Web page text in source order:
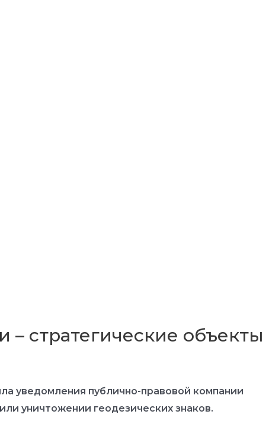
– стратегические объекты
уведомления публично-правовой компании
уничтожении геодезических знаков.